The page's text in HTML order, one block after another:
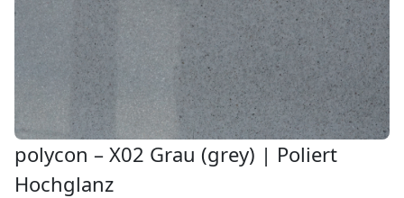
polycon – X02 Grau (grey) | Poliert
Hochglanz